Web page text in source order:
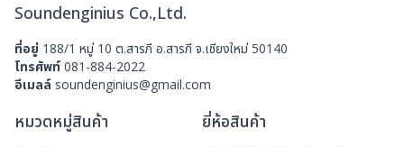
Soundenginius Co.,Ltd.
ที่อยู่ 188/1 หมู่ 10 ต.สารภี อ.สารภี จ.เชียงใหม่ 50140
โทรศัพท์ 081-884-2022
อีเมลล์ soundenginius@gmail.com
หมวดหมู่สินค้า ยี่ห้อสินค้า